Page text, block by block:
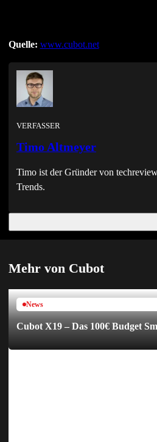
Quelle: www.cubot.net
VERFASSER
Timo Altmeyer
Timo ist der Gründer von
Trends.
Mehr von Cubot
News
Cubot X19 – Das 100€ Budget